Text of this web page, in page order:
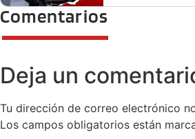
Comentarios
Deja un
Tu dirección de correo electrónico
Los campos obligatorios están